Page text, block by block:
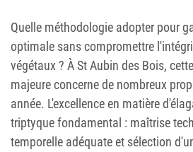
Quelle méthodologie adopter pour
optimale sans compromettre
végétaux ? À St Aubin des Bois,
majeure concerne de nombreux
année. L'excellence en matière
triptyque fondamental : maîtrise
temporelle adéquate et sélection